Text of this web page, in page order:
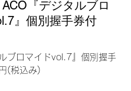
『デジタルブロ
』個別握手券付
ブロマイドvol.7』個別握手
(税込み)